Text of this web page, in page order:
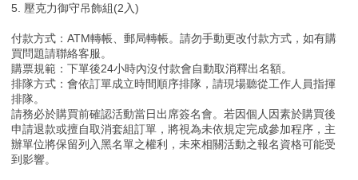
5. 壓克力御守吊飾組(2入)
付款方式：ATM轉帳、郵局轉帳。請勿手動更改付款方式，如有購
買問題請聯絡客服。
購票規範：下單後24小時內沒付款會自動取消釋出名額。
排隊方式：會依訂單成立時間順序排隊，請現場聽從工作人員指揮
排隊。
請務必於購買前確認活動當日出席簽名會。若因個人因素於購買後
申請退款或擅自取消套組訂單，將視為未依規定完成參加程序，主
辦單位將保留列入黑名單之權利，未來相關活動之報名資格可能受
到影響。